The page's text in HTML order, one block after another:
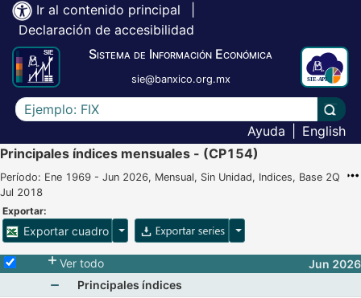
Ir al contenido principal
Declaración de accesibilidad
Sistema de Información Económica
sie@banxico.org.mx
Escriba el texto a buscar
Ayuda
English
Principales índices mensuales - (CP154)
Período: Ene 1969 - Jun 2026, Mensual, Sin Unidad, Indices, Base 2Q
Jul 2018
Exportar:
Exportar cuadro Opciones para exportar cuadroOpciones para exportar
Selecciona o desmarca todas las series
Ver todo Jun 2026
Principales índices